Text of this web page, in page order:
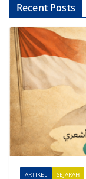
l
a
t
i
v
Recent Posts
ARTIKEL SEJARAH